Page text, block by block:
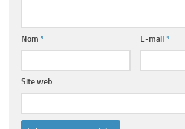
Nom * E-mail *
Site web